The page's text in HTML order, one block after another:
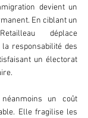
devient un
En ciblant un
déplace
responsabilité des
un électorat
un coût
Elle fragilise les